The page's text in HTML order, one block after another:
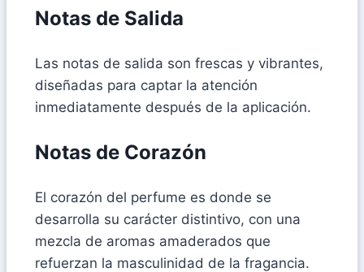
Notas de Salida
Las notas de salida son frescas y vibrantes,
diseñadas para captar la atención
inmediatamente después de la aplicación.
Notas de Corazón
El corazón del perfume es donde se
desarrolla su carácter distintivo, con una
mezcla de aromas amaderados que
refuerzan la masculinidad de la fragancia.